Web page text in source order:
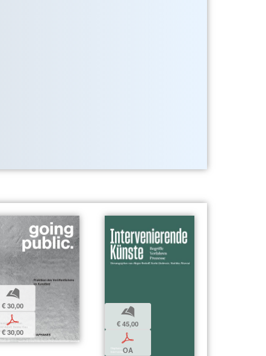
b
€ 30,00
p
€ 30,00
b
€ 45,00
p
OA